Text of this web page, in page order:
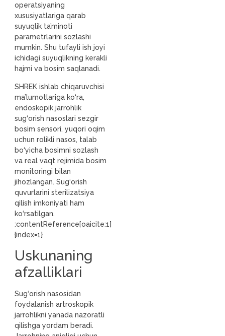
operatsiyaning
xususiyatlariga qarab
suyuqlik ta’minoti
parametrlarini sozlashi
mumkin. Shu tufayli ish joyi
ichidagi suyuqlikning kerakli
hajmi va bosim saqlanadi.
SHREK ishlab chiqaruvchisi
ma’lumotlariga ko‘ra,
endoskopik jarrohlik
sug‘orish nasoslari sezgir
bosim sensori, yuqori oqim
uchun rolikli nasos, talab
bo‘yicha bosimni sozlash
va real vaqt rejimida bosim
monitoringi bilan
jihozlangan. Sug‘orish
quvurlarini sterilizatsiya
qilish imkoniyati ham
ko‘rsatilgan.
:contentReference[oaicite:1]
{index=1}
Uskunaning
afzalliklari
Sug‘orish nasosidan
foydalanish artroskopik
jarrohlikni yanada nazoratli
qilishga yordam beradi.